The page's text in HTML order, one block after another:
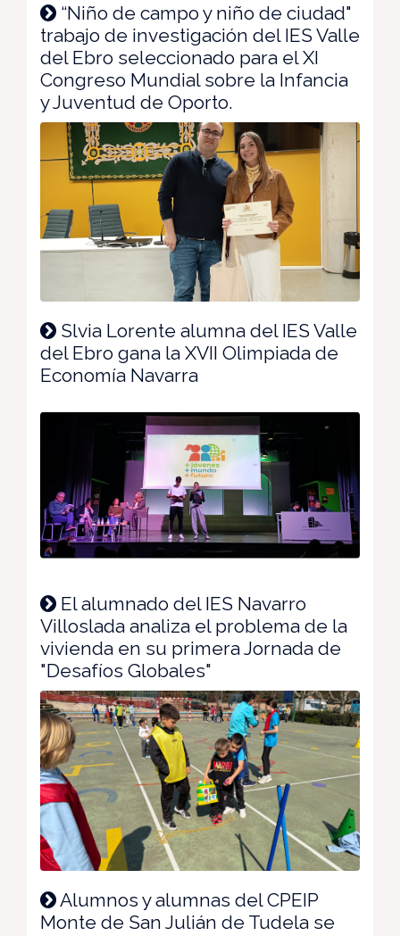
“Niño de campo y niño de ciudad"
trabajo de investigación del IES Valle
del Ebro seleccionado para el XI
Congreso Mundial sobre la Infancia
y Juventud de Oporto.
Slvia Lorente alumna del IES Valle
del Ebro gana la XVII Olimpiada de
Economía Navarra
El alumnado del IES Navarro
Villoslada analiza el problema de la
vivienda en su primera Jornada de
"Desafíos Globales"
Alumnos y alumnas del CPEIP
Monte de San Julián de Tudela se